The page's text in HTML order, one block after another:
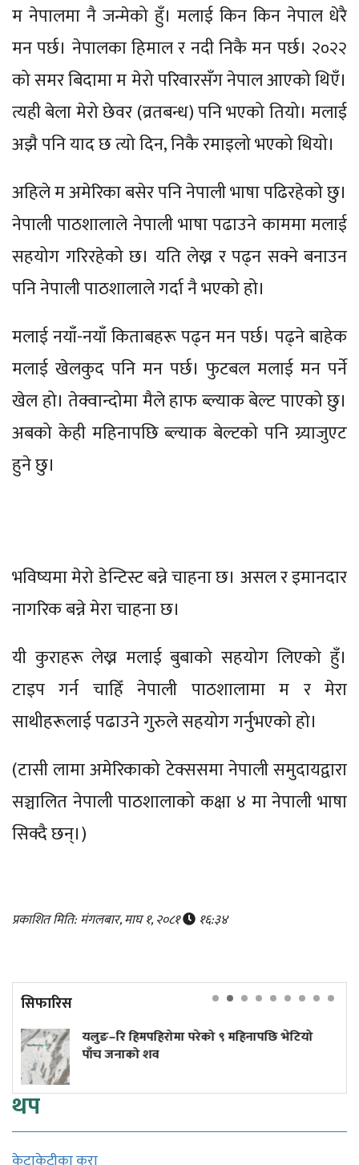
म नेपालमा नै जन्मेको हुँ। मलाई किन किन नेपाल धेरै
मन पर्छ। नेपालका हिमाल र नदी निकै मन पर्छ। २०२२
को समर बिदामा म मेरो परिवारसँग नेपाल आएको थिएँ।
त्यही बेला मेरो छेवर (व्रतबन्ध) पनि भएको तियो। मलाई
अझै पनि याद छ त्यो दिन, निकै रमाइलो भएको थियो।
अहिले म अमेरिका बसेर पनि नेपाली भाषा पढिरहेको छु।
नेपाली पाठशालाले नेपाली भाषा पढाउने काममा मलाई
सहयोग गरिरहेको छ। यति लेख्न र पढ्न सक्ने बनाउन
पनि नेपाली पाठशालाले गर्दा नै भएको हो।
मलाई नयाँ-नयाँ किताबहरू पढ्न मन पर्छ। पढ्ने बाहेक
मलाई खेलकुद पनि मन पर्छ। फुटबल मलाई मन पर्ने
खेल हो। तेक्वान्दोमा मैले हाफ ब्ल्याक बेल्ट पाएको छु।
अबको केही महिनापछि ब्ल्याक बेल्टको पनि ग्र्याजुएट
हुने छु।
भविष्यमा मेरो डेन्टिस्ट बन्ने चाहना छ। असल र इमानदार
नागरिक बन्ने मेरा चाहना छ।
यी कुराहरू लेख्न मलाई बुबाको सहयोग लिएको हुँ।
टाइप गर्न चाहिँ नेपाली पाठशालामा म र मेरा
साथीहरूलाई पढाउने गुरुले सहयोग गर्नुभएको हो।
(टासी लामा अमेरिकाको टेक्ससमा नेपाली समुदायद्वारा
सञ्चालित नेपाली पाठशालाको कक्षा ४ मा नेपाली भाषा
सिक्दै छन्।)
प्रकाशित मिति: मंगलबार, माघ १, २०८१ १६:३४
सिफारिस
परेको ९ महिनापछि भेटियो
शव
बिजुली
थप